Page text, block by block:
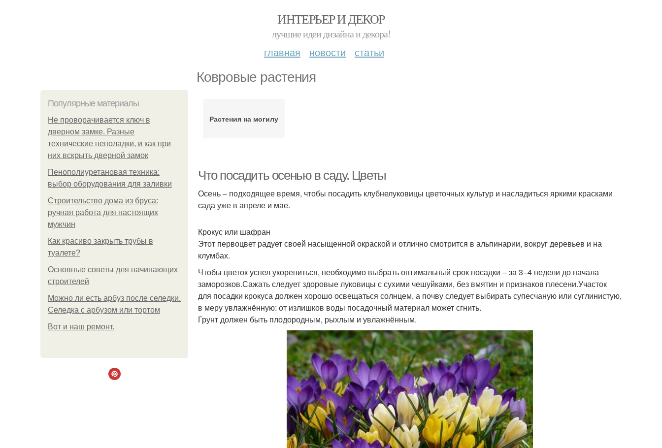
ИНТЕРЬЕР И ДЕКОР
лучшие идеи дизайна и декора!
главная новости статьи
Ковровые растения
Популярные материалы
Не проворачивается ключ в
дверном замке. Разные
технические неполадки, и как при
них вскрыть дверной замок
Пенополиуретановая техника:
выбор оборудования для заливки
Строительство дома из бруса:
ручная работа для настоящих
мужчин
Как красиво закрыть трубы в
туалете?
Основные советы для начинающих
строителей
Можно ли есть арбуз после селедки.
Селедка с арбузом или тортом
Boт и наш ремoнт.
Растения на могилу
Что посадить осенью в саду. Цветы
Осень – подходящее время, чтобы посадить клубнелуковицы цветочных культур и насладиться яркими красками
сада уже в апреле и мае.
Крокус или шафран
Этот первоцвет радует своей насыщенной окраской и отлично смотрится в альпинарии, вокруг деревьев и на
клумбах.
Чтобы цветок успел укорениться, необходимо выбрать оптимальный срок посадки – за 3–4 недели до начала
заморозков.Сажать следует здоровые луковицы с сухими чешуйками, без вмятин и признаков плесени.Участок
для посадки крокуса должен хорошо освещаться солнцем, а почву следует выбирать супесчаную или суглинистую,
в меру увлажнённую: от излишков воды посадочный материал может сгнить.
Грунт должен быть плодородным, рыхлым и увлажнённым.